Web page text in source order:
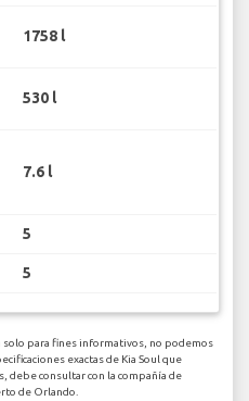
1758 l
530 l
7.6 l
5
5
solo para fines informativos, no podemos
exactas de Kia Soul que
debe consultar con la compañía de
de Orlando.